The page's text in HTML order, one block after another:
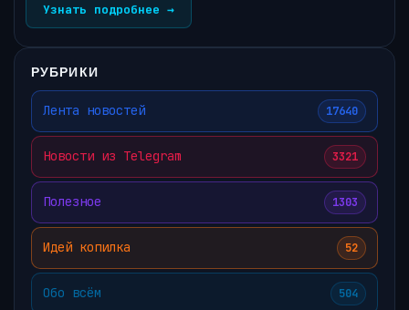
Узнать подробнее →
РУБРИКИ
Лента новостей 17640
Новости из Telegram 3321
Полезное 1303
Идей копилка 52
Обо всём 504